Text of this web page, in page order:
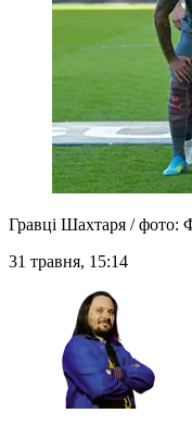
Гравці Шахтаря /
31 травня, 15:14